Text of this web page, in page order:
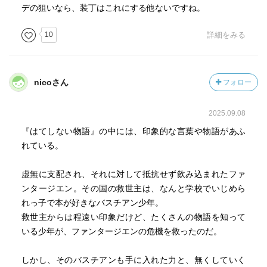
デの狙いなら、装丁はこれにする他ないですね。
10 詳細をみる
nicoさん フォロー
2025.09.08
『はてしない物語』の中には、印象的な言葉や物語があふ
れている。
虚無に支配され、それに対して抵抗せず飲み込まれたファ
ンタージエン。その国の救世主は、なんと学校でいじめら
れっ子で本が好きなバスチアン少年。
救世主からは程遠い印象だけど、たくさんの物語を知って
いる少年が、ファンタージエンの危機を救ったのだ。
しかし、そのバスチアンも手に入れた力と、無くしていく